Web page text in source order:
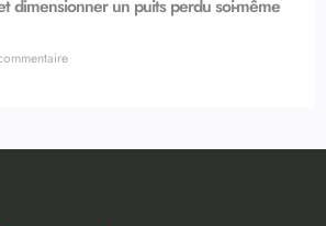
dimensionner un puits perdu soi-même